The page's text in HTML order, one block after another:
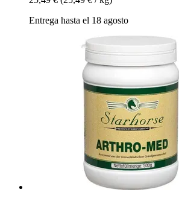
Entrega hasta el 18 agosto